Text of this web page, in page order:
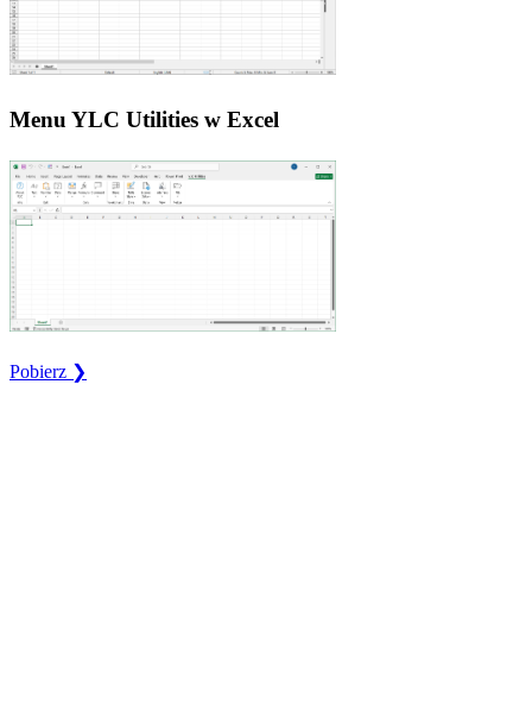
Menu YLC Utilities w Excel
Pobierz ❯